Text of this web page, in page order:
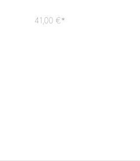
41,00 €*